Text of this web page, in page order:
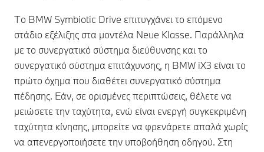
Το BMW Symbiotic Drive επιτυγχάνει το επόμενο
στάδιο εξέλιξης στα μοντέλα Neue Klasse. Παράλληλα
με το συνεργατικό σύστημα διεύθυνσης και το
συνεργατικό σύστημα επιτάχυνσης, η BMW iX3 είναι το
πρώτο όχημα που διαθέτει συνεργατικό σύστημα
πέδησης. Εάν, σε ορισμένες περιπτώσεις, θέλετε να
μειώσετε την ταχύτητα, ενώ είναι ενεργή συγκεκριμένη
ταχύτητα κίνησης, μπορείτε να φρενάρετε απαλά χωρίς
να απενεργοποιήσετε την υποβοήθηση οδηγού. Στη